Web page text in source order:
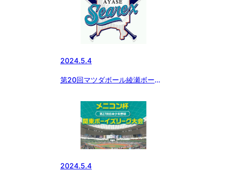
2024.5.4
第20回マツダボール綾瀬ボーイ
2024.5.4